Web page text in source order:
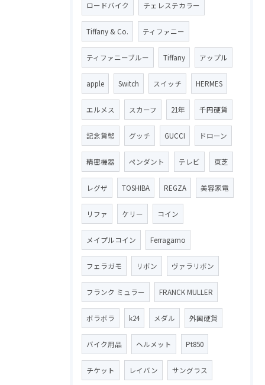
ロードバイク チェレステカラー
Tiffany & Co. ティファニー
ティファニーブルー Tiffany アップル
apple Switch スイッチ HERMES
エルメス スカーフ 21年 千円硬貨
記念貨幣 グッチ GUCCI ドローン
精密機器 ペンダント テレビ 東芝
レグザ TOSHIBA REGZA 美容家電
リファ ケリー コイン
メイプルコイン Ferragamo
フェラガモ リボン ヴァラリボン
フランク ミュラー FRANCK MULLER
ボラボラ k24 メダル 外国硬貨
バイク用品 ヘルメット Pt850
チケット レイバン サングラス